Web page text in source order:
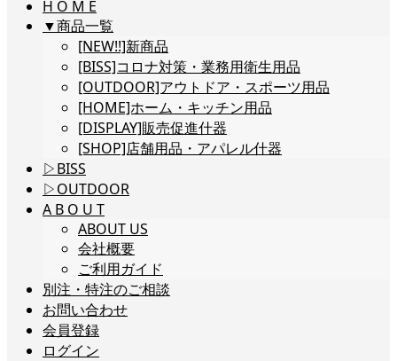
H O M E
▼商品一覧
[NEW!!]新商品
[BISS]コロナ対策・業務用衛生用品
[OUTDOOR]アウトドア・スポーツ用品
[HOME]ホーム・キッチン用品
[DISPLAY]販売促進什器
[SHOP]店舗用品・アパレル什器
▷BISS
▷OUTDOOR
A B O U T
ABOUT US
会社概要
ご利用ガイド
別注・特注のご相談
お問い合わせ
会員登録
ログイン